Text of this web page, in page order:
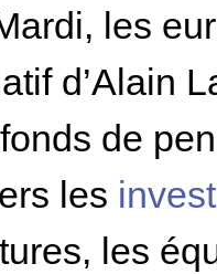
les
d’Alain
de
les
les